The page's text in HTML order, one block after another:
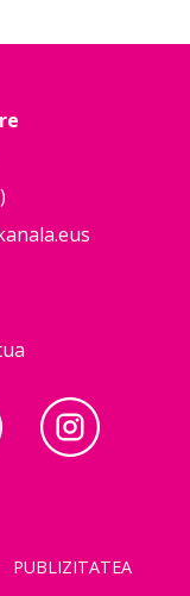
PUBLIZITATEA